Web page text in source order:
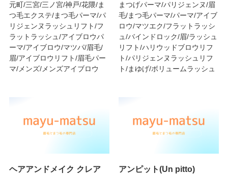
元町/三宮/三ノ宮/神戸/花隈/ま
つ毛エクステ/まつ毛パーマ/パ
リジェンヌラッシュリフト/フ
ラットラッシュ/アイブロウパ
ーマ/アイブロウ/マツパ/眉毛/
眉/アイブロウリフト/眉毛パー
マ/メンズ/メンズアイブロウ
まつげパーマ/パリジェンヌ/眉
毛/まつ毛パーマ/パーマ/アイブ
ロウ/マツエク/フラットラッシ
ュ/バインドロック/眉/ラッシュ
リフト/ハリウッドブロウリフ
ト/パリジェンヌラッシュリフ
ト/まゆげ/ボリュームラッシュ
ヘアアンドメイク クレア
アンピット(Un pitto)